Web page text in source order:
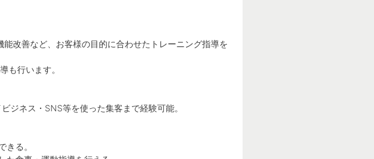
改善など、お客様の目的に合わせたトレーニング指導を
も行います。
ジネス・SNS等を使った集客まで経験可能。
きる。